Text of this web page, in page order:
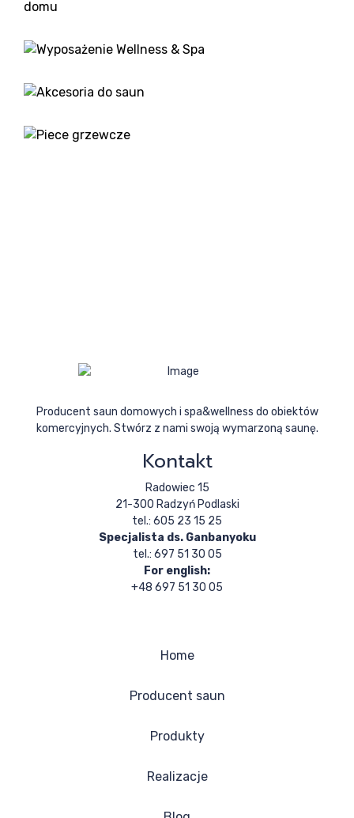
Producent saun domowych i spa&wellness do obiektów
komercyjnych. Stwórz z nami swoją wymarzoną saunę.
Kontakt
Radowiec 15
21-300 Radzyń Podlaski
tel.: 605 23 15 25
Specjalista ds. Ganbanyoku
tel.: 697 51 30 05
For english:
+48 697 51 30 05
Home
Producent saun
Produkty
Realizacje